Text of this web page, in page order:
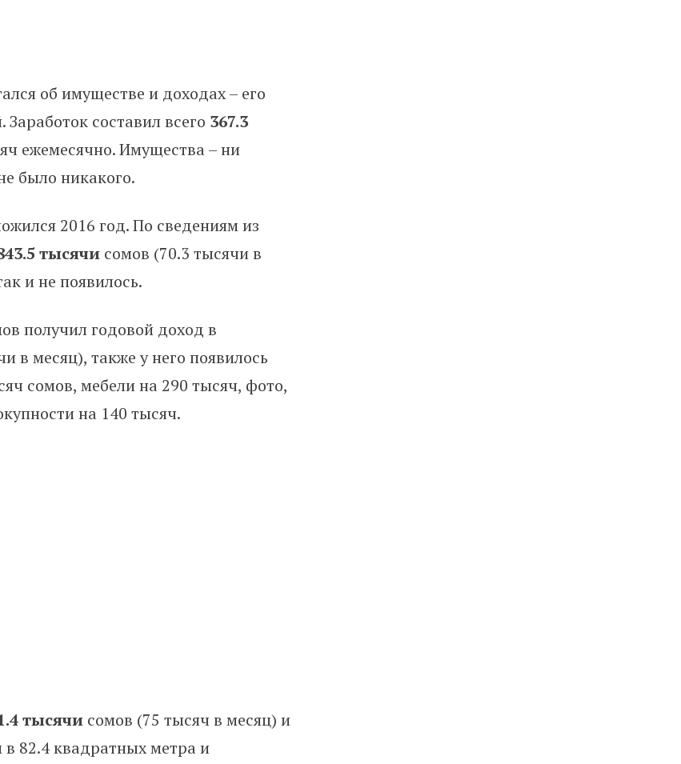
об имуществе и доходах – его
составил всего 367.3
ежемесячно. Имущества – ни
было никакого.
2016 год. По сведениям из
тысячи сомов (70.3 тысячи в
и не появилось.
получил годовой доход в
в месяц), также у него появилось
сомов, мебели на 290 тысяч, фото,
на 140 тысяч.
тысячи сомов (75 тысяч в месяц) и
в 82.4 квадратных метра и